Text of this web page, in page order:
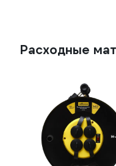
Расходные